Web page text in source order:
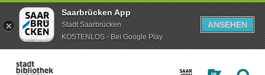
Saarbrücken App
Stadt Saarbrücken
KOSTENLOS - Bei Google Play
ANSEHEN